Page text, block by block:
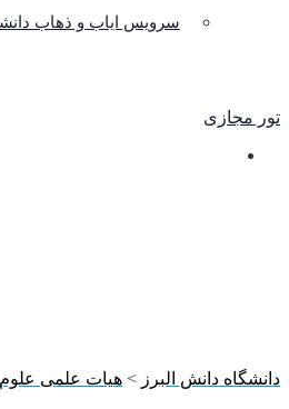
سرویس ایاب و ذهاب
تور مجازی
دانشگاه دانش البرز > هیات علمی علوم